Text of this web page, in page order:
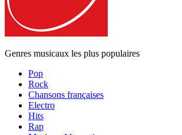
Genres musicaux les plus populaires
Pop
Rock
Chansons françaises
Electro
Hits
Rap